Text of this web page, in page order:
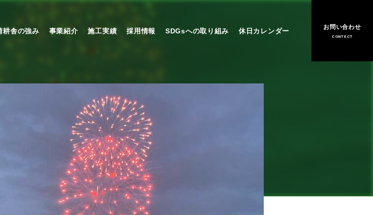
耕舎の強み 事業紹介 施工実績 採用情報 SDGsへの取り組み 休日カレンダー お問い合わせ
CONTECT